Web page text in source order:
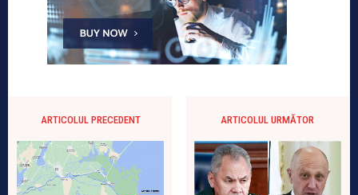
ARTICOLUL PRECEDENT ARTICOLUL URMĂTOR